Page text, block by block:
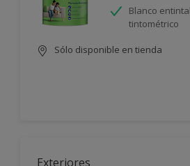
Blanco
tintométrico
Sólo disponible en tienda
Exteriores